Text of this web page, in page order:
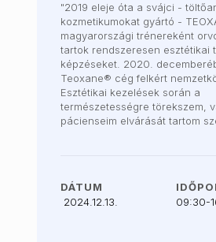
"2019 eleje óta a svájci -
kozmetikumokat gyártó -
magyarországi trénereként
tartok rendszeresen esztétikai
képzéseket. 2020.
Teoxane® cég felkért
Esztétikai kezelések során a
természetességre törekszem,
pácienseim elvárását tartom
DÁTUM
2024.12.13.
09:30-